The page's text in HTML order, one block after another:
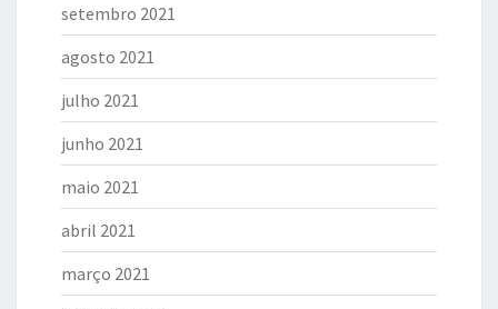
setembro 2021
agosto 2021
julho 2021
junho 2021
maio 2021
abril 2021
março 2021